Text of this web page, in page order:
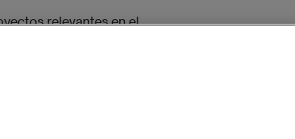
relevantes en el
colaborar con
leer tendencias y
el mercado.